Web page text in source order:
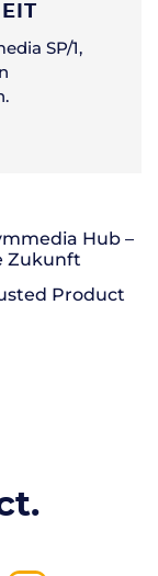
SP/1,
Hub –
Zukunft
Product